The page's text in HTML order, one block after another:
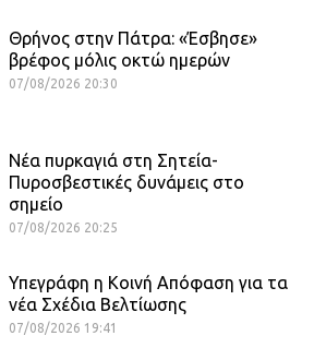
Θρήνος στην Πάτρα: «Έσβησε»
βρέφος μόλις οκτώ ημερών
07/08/2026 20:30
Νέα πυρκαγιά στη Σητεία-
Πυροσβεστικές δυνάμεις στο
σημείο
07/08/2026 20:25
Υπεγράφη η Κοινή Απόφαση για τα
νέα Σχέδια Βελτίωσης
07/08/2026 19:41